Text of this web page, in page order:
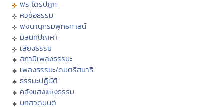
พระไตรปิฏก
หัวข้อธรรม
พจนานุกรมพุทธศาสน์
มิลินทปัญหา
เสียงธรรม
สถานีเพลงธรรมะ
เพลงธรรมะ/ดนตรีสมาธิ
ธรรมะปฏิบัติ
คลังแสงแห่งธรรม
บทสวดมนต์